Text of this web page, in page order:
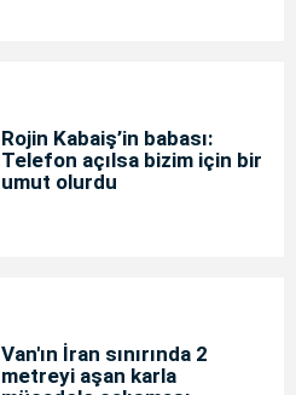
Rojin Kabaiş’in babası:
Telefon açılsa bizim için bir
umut olurdu
Van'ın İran sınırında 2
metreyi aşan karla